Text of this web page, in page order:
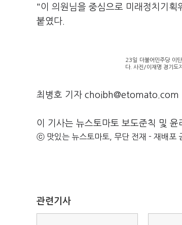
"이 의원님을 중심으로 미래정치기획
붙였다.
23일 더불어민주당 이
다. 사진/이재명 경기도
최병호 기자 choibh@etomato.com
이 기사는 뉴스토마토 보도준칙 및 윤
ⓒ 맛있는 뉴스토마토, 무단 전재 - 재배포
관련기사